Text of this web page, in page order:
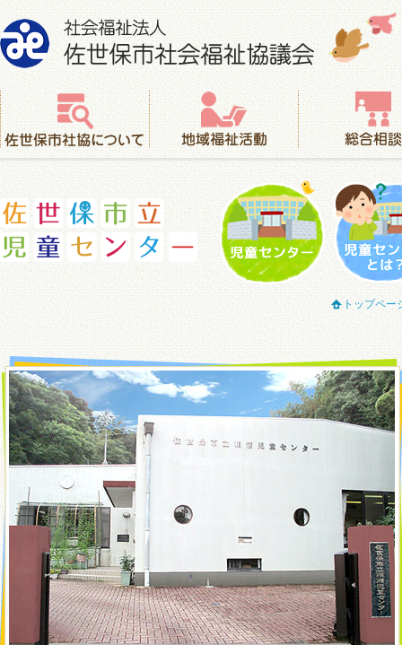
社会福祉法人 佐世保市社会福祉協議会
佐世保市社協について
地域福祉活動 総合相談
佐世保市立児童センター
トップペー